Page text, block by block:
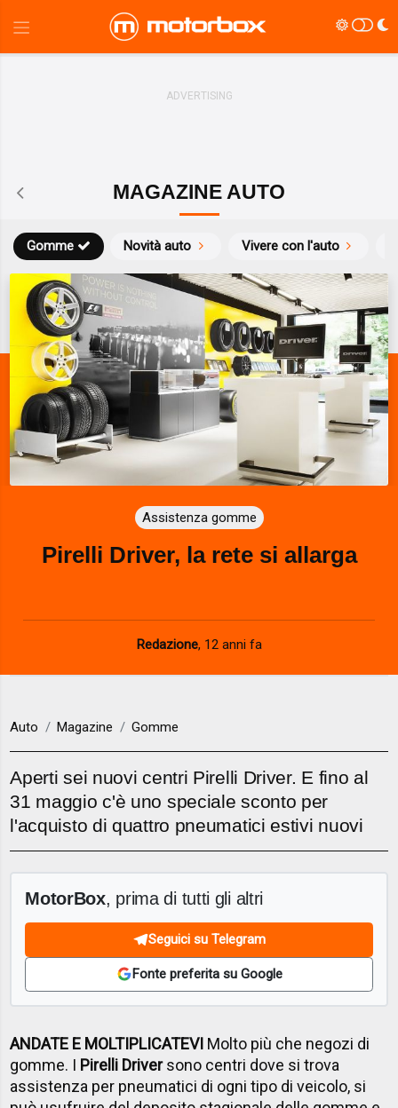
MAGAZINE AUTO
Novità auto Vivere con l'auto
Gomme
Assistenza gomme
Pirelli Driver, la rete si allarga
Redazione, 12 anni fa
Auto Magazine Gomme
Aperti sei nuovi centri Pirelli Driver. E fino al
31 maggio c'è uno speciale sconto per
l'acquisto di quattro pneumatici estivi nuovi
MotorBox, prima di tutti gli altri
Seguici su Telegram
Fonte preferita su Google
ANDATE E MOLTIPLICATEVI Molto più che negozi di
gomme. I Pirelli Driversono centri dove si trova
assistenza per pneumatici di ogni tipo di veicolo, si